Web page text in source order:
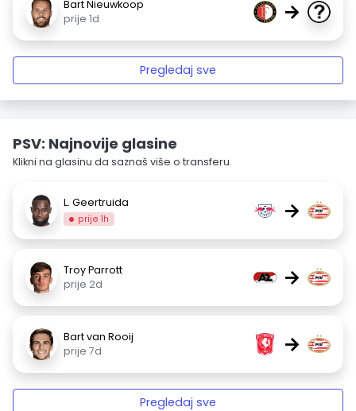
Bart Nieuwkoop
prije 1d
→
Pregledaj sve
PSV: Najnovije glasine
Klikni na glasinu da saznaš više o transferu.
L. Geertruida
prije 1h →
Troy Parrott
prije 2d
→
Bart van Rooij
prije 7d
→
Pregledaj sve